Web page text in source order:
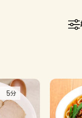
コンテンツ
レシピ
5分